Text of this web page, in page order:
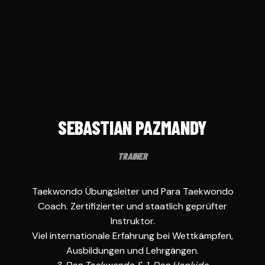
SEBASTIAN PAZMANDY
TRAINER
Taekwondo Übungsleiter und Para Taekwondo
Coach. Zertifizierter und staatlich geprüfter
Instruktor.
Viel internationale Erfahrung bei Wettkämpfen,
Ausbildungen und Lehrgängen.